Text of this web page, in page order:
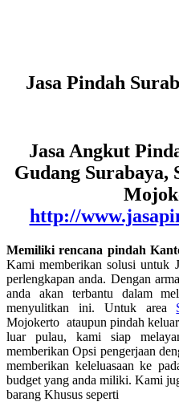
Jasa Pindah
Jasa Angkut
Gudang Surabaya,
http://
Memiliki rencana pindah
Kami memberikan solusiuntuk
perlengkapan anda. Dengan
anda akan terbantu dalam
menyulitkan ini. Untuk area
Mojokerto ataupun pindah
luar pulau, kami siap
memberikan Opsi pengerjaan
memberikan keleluasaan ke
budget yang anda miliki. Kami
barang Khusus seperti